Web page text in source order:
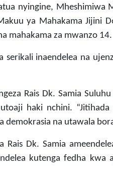
nyingine, Mheshimiwa
ya Mahakama Jijini
mahakama za mwanzo 14.
serikali inaendelea na
Rais Dk. Samia
haki nchini. “Jitihada
demokrasia na utawala
Rais Dk. Samia
kutenga fedha kwa